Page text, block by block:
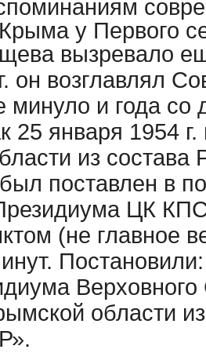
у Первого
щева вызревало
он возглавлял
минуло и года со
25 января 1954
из
поставлен в
ЦК
(не главное
области